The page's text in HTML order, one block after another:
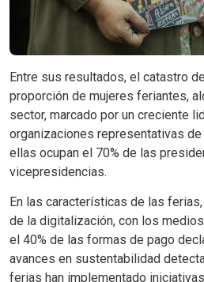
Entre sus resultados, el catastro
proporción de mujeres feriantes,
sector, marcado por un creciente
organizaciones representativas
ellas ocupan el 70% de las
vicepresidencias.
En las características de las
de la digitalización, con los
el 40% de las formas de pago
avances en sustentabilidad
ferias han implementado